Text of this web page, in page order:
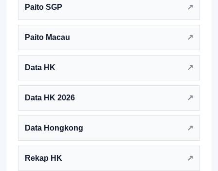
Paito SGP
Paito Macau
Data HK
Data HK 2026
Data Hongkong
Rekap HK